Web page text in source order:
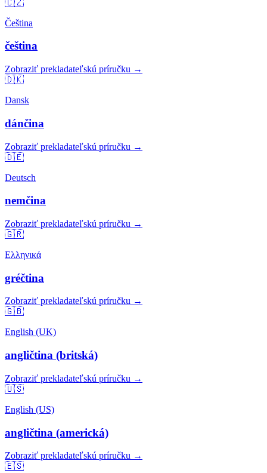
🇨🇿
Čeština
čeština
Zobraziť prekladateľskú príručku →
🇩🇰
Dansk
dánčina
Zobraziť prekladateľskú príručku →
🇩🇪
Deutsch
nemčina
Zobraziť prekladateľskú príručku →
🇬🇷
Ελληνικά
gréčtina
Zobraziť prekladateľskú príručku →
🇬🇧
English (UK)
angličtina (britská)
Zobraziť prekladateľskú príručku →
🇺🇸
English (US)
angličtina (americká)
Zobraziť prekladateľskú príručku →
🇪🇸